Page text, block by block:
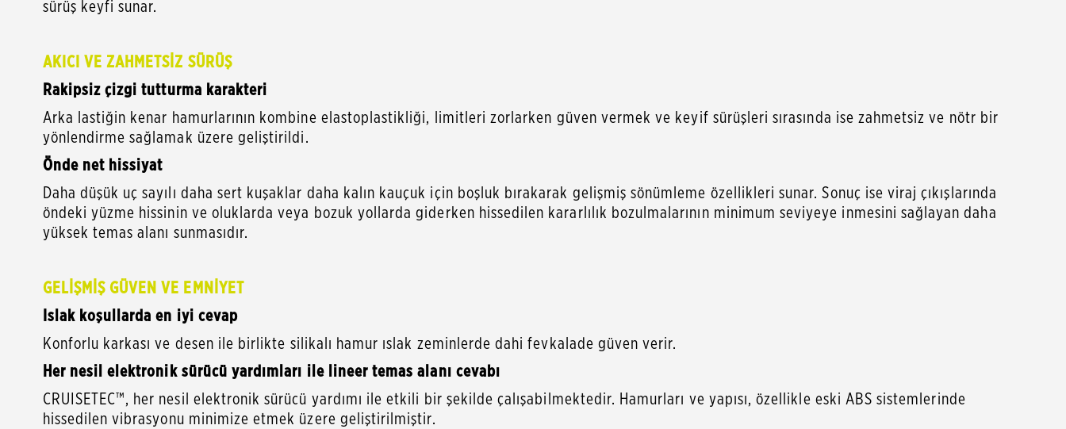
sürüş keyfi sunar.
AKICI VE ZAHMETSİZ SÜRÜŞ
Rakipsiz çizgi tutturma karakteri
Arka lastiğin kenar hamurlarının kombine elastoplastikliği, limitleri zorlarken güven vermek ve keyif sürüşleri sırasında ise zahmetsiz ve nötr bir
yönlendirme sağlamak üzere geliştirildi.
Önde net hissiyat
Daha düşük uç sayılı daha sert kuşaklar daha kalın kauçuk için boşluk bırakarak gelişmiş sönümleme özellikleri sunar. Sonuç ise viraj çıkışlarında
öndeki yüzme hissinin ve oluklarda veya bozuk yollarda giderken hissedilen kararlılık bozulmalarının minimum seviyeye inmesini sağlayan daha
yüksek temas alanı sunmasıdır.
GELİŞMİŞ GÜVEN VE EMNİYET
Islak koşullarda en iyi cevap
Konforlu karkası ve desen ile birlikte silikalı hamur ıslak zeminlerde dahi fevkalade güven verir.
Her nesil elektronik sürücü yardımları ile lineer temas alanı cevabı
CRUISETEC™, her nesil elektronik sürücü yardımı ile etkili bir şekilde çalışabilmektedir. Hamurları ve yapısı, özellikle eski ABS sistemlerinde
hissedilen vibrasyonu minimize etmek üzere geliştirilmiştir.